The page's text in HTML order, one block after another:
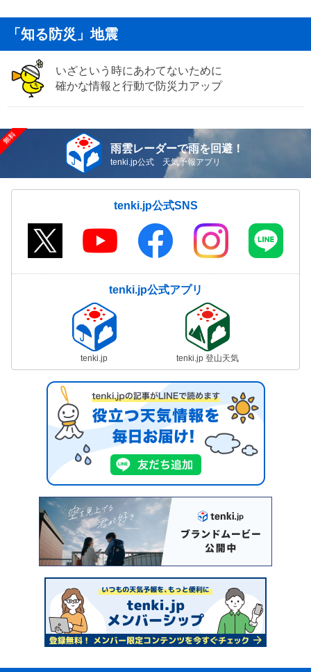
「知る防災」地震
いざという時にあわてないために
確かな情報と行動で防災力アップ
雨雲レーダーで雨を回避！
tenki.jp公式 天気予報アプリ
tenki.jp公式SNS
tenki.jp公式アプリ
tenki.jp tenki.jp 登山天気